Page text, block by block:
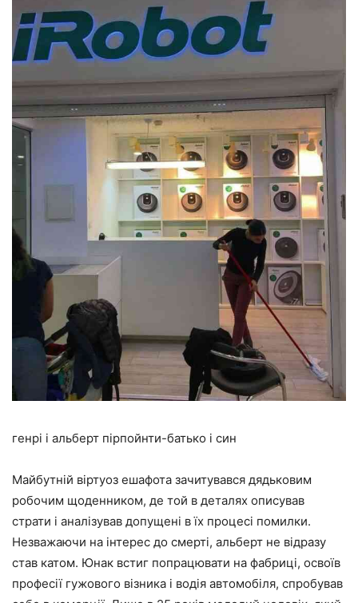
генрі і альберт пірпойнти-батько і син
Майбутній віртуоз ешафота зачитувався дядьковим
робочим щоденником, де той в деталях описував
страти і аналізував допущені в їх процесі помилки.
Незважаючи на інтерес до смерті, альберт не відразу
став катом. Юнак встиг попрацювати на фабриці, освоїв
професії гужового візника і водія автомобіля, спробував